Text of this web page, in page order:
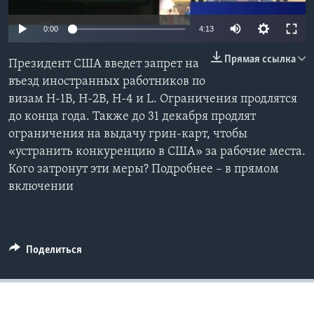
Learning English
СОЦИАЛЬНЫЕ СЕТИ
Языки
0:00 4:13
Прямая ссылка
Президент США введет запрет на
въезд иностранных работников по
визам H-1B, H-2B, H-4 и L. Ограничения продлятся
до конца года. Также до 31 декабря продлят
ограничения на выдачу грин-карт, чтобы
«устранить конкуренцию в США» за рабочие места.
Кого затронут эти меры? Подробнее – в прямом
включении
Поделиться